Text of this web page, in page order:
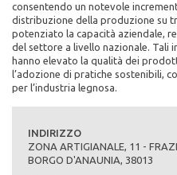
consentendo un notevole
distribuzione della produzione su
potenziato la capacità aziendale,
del settore a livello nazionale. Tali
hanno elevato la qualità dei
l’adozione di pratiche sostenibili,
per l’industria legnosa.
INDIRIZZO
ZONA ARTIGIANALE, 11 -
BORGO D'ANAUNIA, 38013
Casse, Maxi Pallet, Imballaggi
e ortofrutticoli
La gamma prodotti SartoriLegno